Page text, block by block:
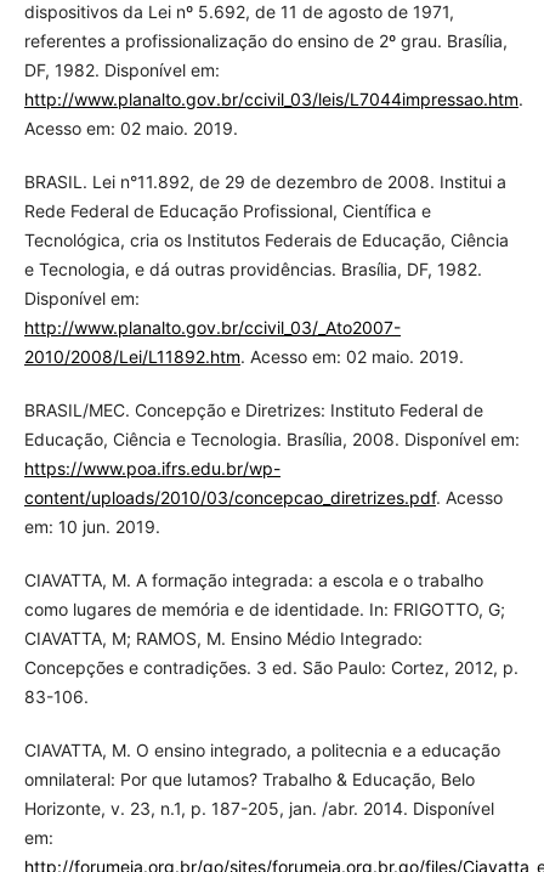
dispositivos da Lei nº 5.692, de 11 de agosto de 1971,
referentes a profissionalização do ensino de 2º grau. Brasília,
DF, 1982. Disponível em:
http://www.planalto.gov.br/ccivil_03/leis/L7044impressao.htm.
Acesso em: 02 maio. 2019.
BRASIL. Lei n°11.892, de 29 de dezembro de 2008. Institui a
Rede Federal de Educação Profissional, Científica e
Tecnológica, cria os Institutos Federais de Educação, Ciência
e Tecnologia, e dá outras providências. Brasília, DF, 1982.
Disponível em:
http://www.planalto.gov.br/ccivil_03/_Ato2007-
2010/2008/Lei/L11892.htm. Acesso em: 02 maio. 2019.
BRASIL/MEC. Concepção e Diretrizes: Instituto Federal de
Educação, Ciência e Tecnologia. Brasília, 2008. Disponível em:
https://www.poa.ifrs.edu.br/wp-
content/uploads/2010/03/concepcao_diretrizes.pdf. Acesso
em: 10 jun. 2019.
CIAVATTA, M. A formação integrada: a escola e o trabalho
como lugares de memória e de identidade. In: FRIGOTTO, G;
CIAVATTA, M; RAMOS, M. Ensino Médio Integrado:
Concepções e contradições. 3 ed. São Paulo: Cortez, 2012, p.
83-106.
CIAVATTA, M. O ensino integrado, a politecnia e a educação
omnilateral: Por que lutamos? Trabalho & Educação, Belo
Horizonte, v. 23, n.1, p. 187-205, jan. /abr. 2014. Disponível
em:
http://forumeja.org.br/go/sites/forumeja.org.br.go/files/